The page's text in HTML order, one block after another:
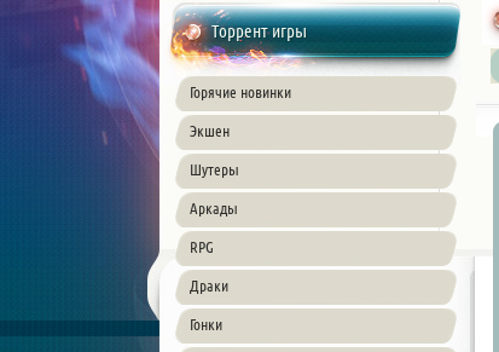
Торрент игры
Горячие новинки
Экшен
Шутеры
Аркады
RPG
Драки
Гонки